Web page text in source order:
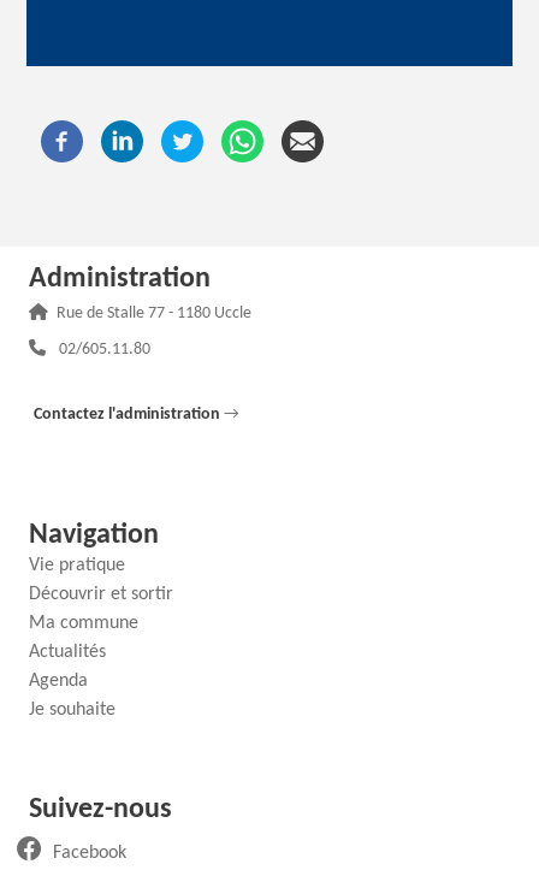
Administration
Adresse :
Rue de Stalle 77 - 1180 Uccle
Téléphone :
02/605.11.80
Contactez l'administration →
Navigation
Vie pratique
Découvrir et sortir
Ma commune
Actualités
Agenda
Je souhaite
Suivez-nous
Facebook(ouvre un nouvel onglet)